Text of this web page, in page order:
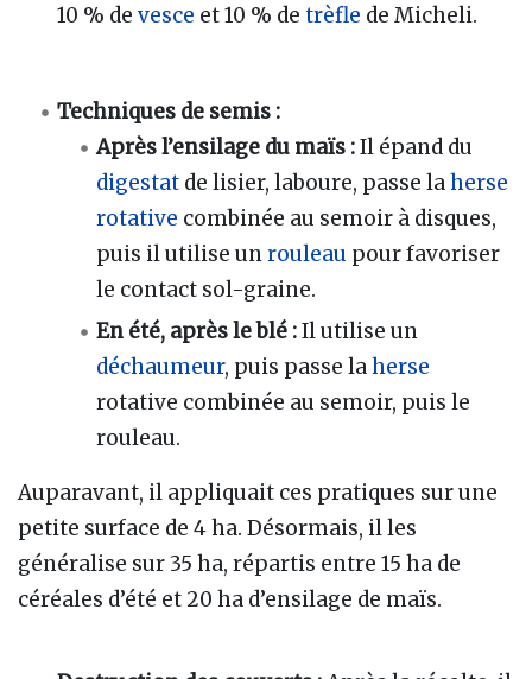
10 % devesce et 10 % detrèfle de Micheli.
Techniques de semis :
Après l’ensilage du maïs :Il épand du
digestat de lisier, laboure, passe laherse
rotative combinée au semoir à disques,
puis il utilise unrouleau pour favoriser
le contact sol-graine.
En été, après le blé :Il utilise un
déchaumeur, puis passe laherse
rotative combinée au semoir, puis le
rouleau.
Auparavant, il appliquait ces pratiques sur une
petite surface de 4 ha. Désormais, il les
généralise sur 35 ha, répartis entre 15 ha de
céréales d’été et 20 ha d’ensilage de maïs.